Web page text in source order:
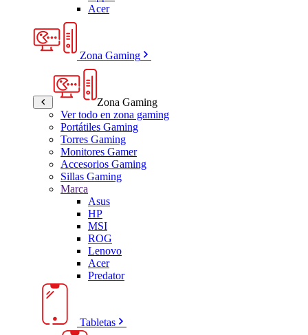
Acer
Zona Gaming
Zona Gaming
Ver todo en zona gaming
Portátiles Gaming
Torres Gaming
Monitores Gamer
Accesorios Gaming
Sillas Gaming
Marca
Asus
HP
MSI
ROG
Lenovo
Acer
Predator
Tabletas